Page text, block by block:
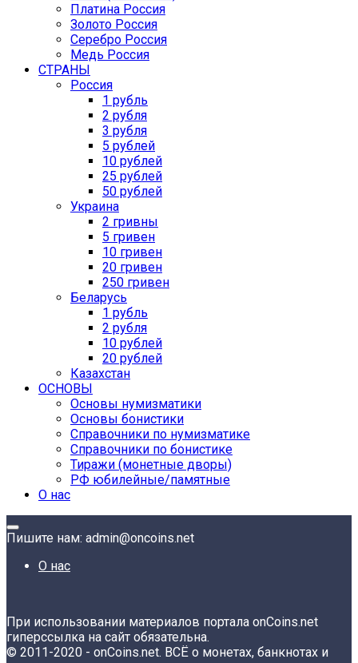
Платина Россия
Золото Россия
Серебро Россия
Медь Россия
СТРАНЫ
Россия
1 рубль
2 рубля
3 рубля
5 рублей
10 рублей
25 рублей
50 рублей
Украина
2 гривны
5 гривен
10 гривен
20 гривен
250 гривен
Беларусь
1 рубль
2 рубля
10 рублей
20 рублей
Казахстан
ОСНОВЫ
Основы нумизматики
Основы бонистики
Справочники по нумизматике
Справочники по бонистике
Тиражи (монетные дворы)
РФ юбилейные/памятные
О нас
Пишите нам: admin@oncoins.net
О нас
При использовании материалов портала onCoins.net
гиперссылка на сайт обязательна.
© 2011-2020 - onCoins.net. ВСЁ о монетах, банкнотах и